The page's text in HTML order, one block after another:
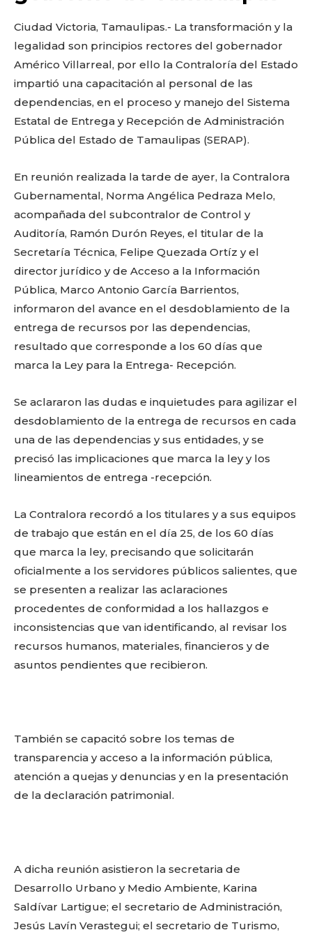
k
Ciudad Victoria, Tamaulipas.- La transformación y la
legalidad son principios rectores del gobernador
Américo Villarreal, por ello la Contraloría del Estado
impartió una capacitación al personal de las
dependencias, en el proceso y manejo del Sistema
Estatal de Entrega y Recepción de Administración
Pública del Estado de Tamaulipas (SERAP).
En reunión realizada la tarde de ayer, la Contralora
Gubernamental, Norma Angélica Pedraza Melo,
acompañada del subcontralor de Control y
Auditoría, Ramón Durón Reyes, el titular de la
Secretaría Técnica, Felipe Quezada Ortíz y el
director jurídico y de Acceso a la Información
Pública, Marco Antonio García Barrientos,
informaron del avance en el desdoblamiento de la
entrega de recursos por las dependencias,
resultado que corresponde a los 60 días que
marca la Ley para la Entrega- Recepción.
Se aclararon las dudas e inquietudes para agilizar el
desdoblamiento de la entrega de recursos en cada
una de las dependencias y sus entidades, y se
precisó las implicaciones que marca la ley y los
lineamientos de entrega -recepción.
La Contralora recordó a los titulares y a sus equipos
de trabajo que están en el día 25, de los 60 días
que marca la ley, precisando que solicitarán
oficialmente a los servidores públicos salientes, que
se presenten a realizar las aclaraciones
procedentes de conformidad a los hallazgos e
inconsistencias que van identificando, al revisar los
recursos humanos, materiales, financieros y de
asuntos pendientes que recibieron.
También se capacitó sobre los temas de
transparencia y acceso a la información pública,
atención a quejas y denuncias y en la presentación
de la declaración patrimonial.
A dicha reunión asistieron la secretaria de
Desarrollo Urbano y Medio Ambiente, Karina
Saldívar Lartigue; el secretario de Administración,
Jesús Lavín Verastegui; el secretario de Turismo,